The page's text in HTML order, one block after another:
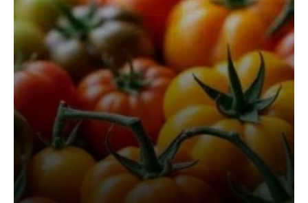
efficace, sûr et sans fatigue
10 novembre 2025